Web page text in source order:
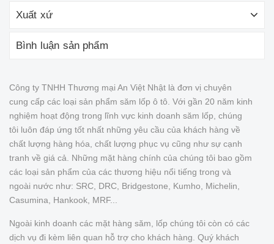
Xuất xứ
Bình luận sản phẩm
Công ty TNHH Thương mại An Việt Nhật là đơn vị chuyên
cung cấp các loại sản phẩm săm lốp ô tô. Với gần 20 năm kinh
nghiệm hoạt động trong lĩnh vực kinh doanh săm lốp, chúng
tôi luôn đáp ứng tốt nhất những yêu cầu của khách hàng về
chất lượng hàng hóa, chất lượng phục vụ cũng như sự cạnh
tranh về giá cả. Những mặt hàng chính của chúng tôi bao gồm
các loại sản phẩm của các thương hiệu nổi tiếng trong và
ngoài nước như: SRC, DRC, Bridgestone, Kumho, Michelin,
Casumina, Hankook, MRF...
Ngoài kinh doanh các mặt hàng săm, lốp chúng tôi còn có các
dịch vụ đi kèm liên quan hỗ trợ cho khách hàng. Quý khách